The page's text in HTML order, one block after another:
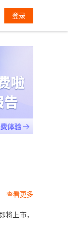
登录
查看更多
将上市，